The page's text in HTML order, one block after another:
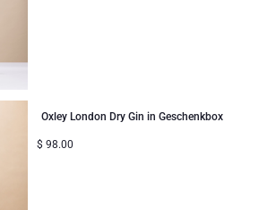
Oxley London Dry Gin in Geschenkbox
$ 98.00